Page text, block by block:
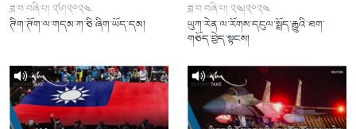
ཟླ་བ་བཞི་པ། ༢༦།༢༠༢༤
ཊིག་ཊོག་ལ་གདམ་ཀ་ཅི་ཞིག་ཡོད་དམ།
ཟླ་བ་བཞི་པ། ༢༤།༢༠༢༤
ཡུཀ་རེན་ལ་རོགས་དངུལ་སྤྲོད་རྒྱུའི་ཐག་
གཅོད་བྱེད་སྟངས།